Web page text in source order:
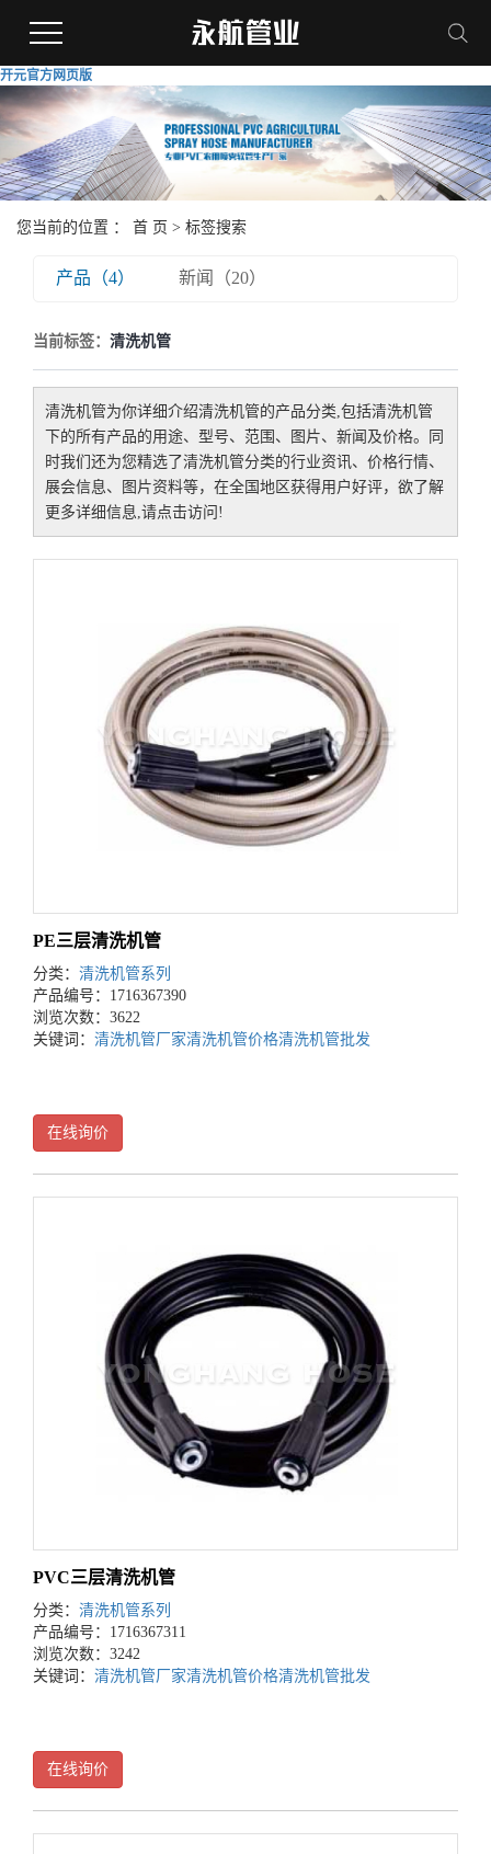
开元官方网页版
您当前的位置 ： 首 页 > 标签搜索
产品（4） 新闻（20）
当前标签： 清洗机管
清洗机管为你详细介绍清洗机管的产品分类,包括清洗机管
下的所有产品的用途、型号、范围、图片、新闻及价格。同
时我们还为您精选了清洗机管分类的行业资讯、价格行情、
展会信息、图片资料等，在全国地区获得用户好评，欲了解
更多详细信息,请点击访问!
PE三层清洗机管
分类： 清洗机管系列
产品编号：1716367390
浏览次数：3622
关键词： 清洗机管厂家清洗机管价格清洗机管批发
在线询价
PVC三层清洗机管
分类： 清洗机管系列
产品编号：1716367311
浏览次数：3242
关键词： 清洗机管厂家清洗机管价格清洗机管批发
在线询价